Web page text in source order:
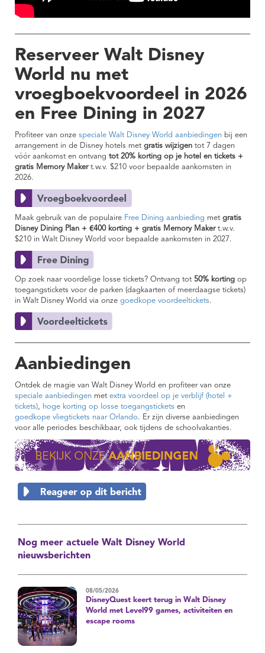
Reserveer Walt Disney
World nu met
vroegboekvoordeel in 2026
en Free Dining in 2027
Profiteer van onze speciale Walt Disney World aanbiedingen bij een
arrangement in de Disney hotels met gratis wijzigen tot 7 dagen
vóór aankomst en ontvang tot 20% korting op je hotel en tickets +
gratis Memory Maker t.w.v. $210 voor bepaalde aankomsten in
2026.
Maak gebruik van de populaire Free Dining aanbieding met gratis
Disney Dining Plan + €400 korting + gratis Memory Makert.w.v.
$210 in Walt Disney World voor bepaalde aankomsten in 2027.
Op zoek naar voordelige losse tickets? Ontvang tot 50% korting op
toegangstickets voor de parken (dagkaarten of meerdaagse tickets)
in Walt Disney World via onze goedkope voordeeltickets.
Aanbiedingen
Ontdek de magie van Walt Disney World en profiteer van onze
speciale aanbiedingen met extra voordeel op je verblijf (hotel +
tickets), hoge korting op losse toegangstickets en
goedkope vliegtickets naar Orlando. Er zijn diverse aanbiedingen
voor alle periodes beschikbaar, ook tijdens de schoolvakanties.
Nog meer actuele Walt Disney World
nieuwsberichten
08/05/2026
DisneyQuest keert terug in Walt Disney
World met Level99 games, activiteiten en
escape rooms